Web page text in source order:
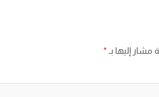
مشار إليها بـ *